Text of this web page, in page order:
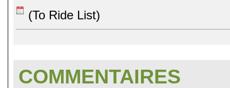
(To Ride List)
COMMENTAIRES